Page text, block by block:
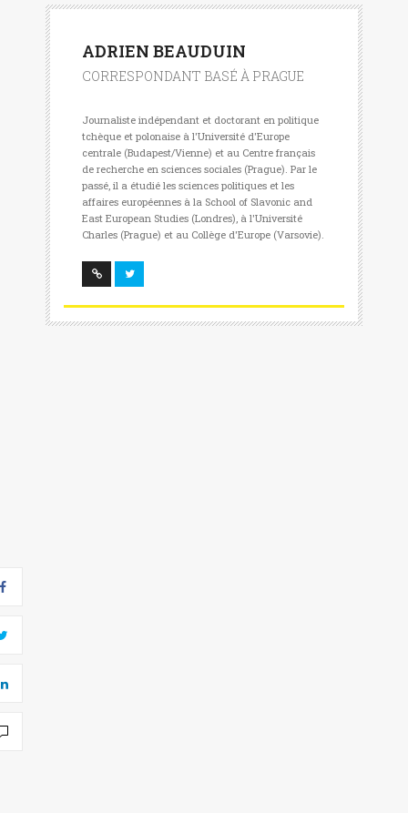
ADRIEN BEAUDUIN
CORRESPONDANT BASÉ À PRAGUE
Journaliste indépendant et doctorant en politique
tchèque et polonaise à l'Université d'Europe
centrale (Budapest/Vienne) et au Centre français
de recherche en sciences sociales (Prague). Par le
passé, il a étudié les sciences politiques et les
affaires européennes à la School of Slavonic and
East European Studies (Londres), à l'Université
Charles (Prague) et au Collège d'Europe (Varsovie).